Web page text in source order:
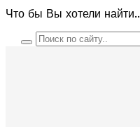
Что бы Вы хотели найти..